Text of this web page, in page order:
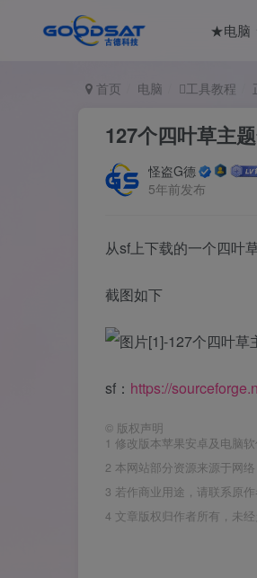
★电脑
首页 电脑 工具教程
127个四叶草主
怪盗G德
5年前发布
从sf上下载的一个四叶
截图如下
sf： https://
© 版权声明
1 修改版本苹果安卓及电脑
2 本网站部分资源来源于网
3 若作商业用途，请联系原
4 文章版权归作者所有，未经